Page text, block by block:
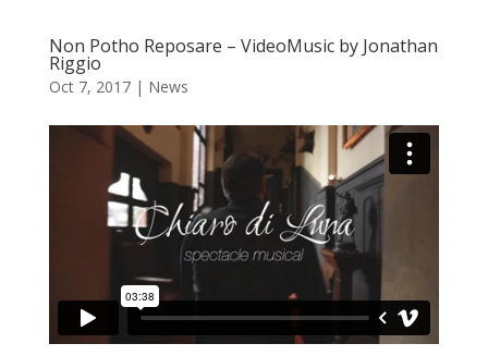
Non Potho Reposare – VideoMusic by Jonathan
Riggio
Oct 7, 2017| News